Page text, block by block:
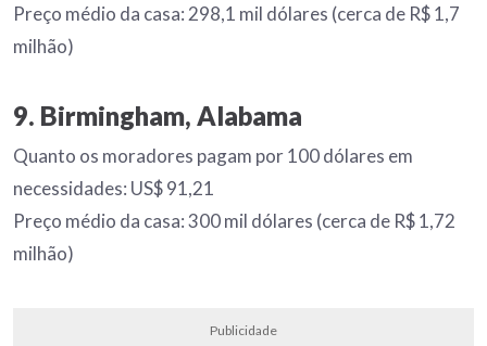
Preço médio da casa: 298,1 mil dólares (cerca de R$ 1,7
milhão)
9. Birmingham, Alabama
Quanto os moradores pagam por 100 dólares em
necessidades: US$ 91,21
Preço médio da casa: 300 mil dólares (cerca de R$ 1,72
milhão)
Publicidade